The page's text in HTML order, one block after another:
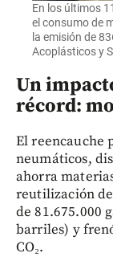
En los últimos
el consumo de
la emisión de
Acoplásticos y
Un
récord:
El reencauche
neumáticos,
ahorra
reutilización
de 81.675.000
barriles) y
CO₂.